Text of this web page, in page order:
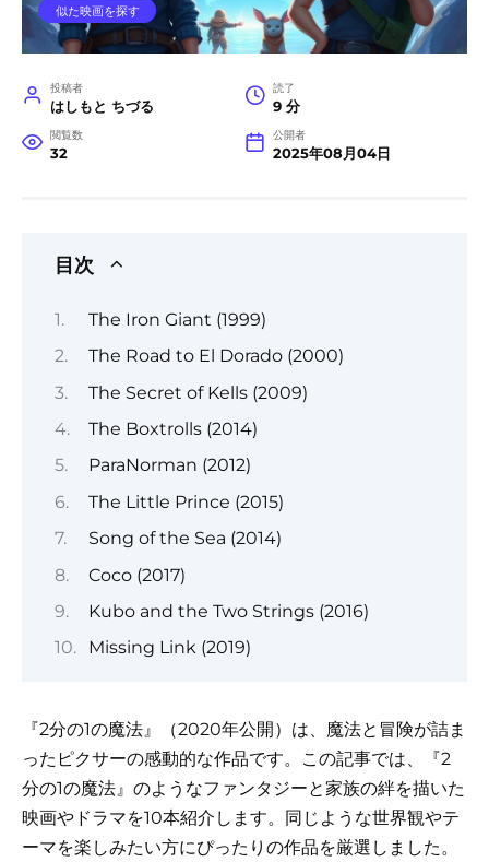
似た映画を探す
投稿者
はしもと ちづる
読了
9 分
閲覧数
32
公開者
2025年08月04日
目次
The Iron Giant (1999)
The Road to El Dorado (2000)
The Secret of Kells (2009)
The Boxtrolls (2014)
ParaNorman (2012)
The Little Prince (2015)
Song of the Sea (2014)
Coco (2017)
Kubo and the Two Strings (2016)
Missing Link (2019)
『2分の1の魔法』（2020年公開）は、魔法と冒険が詰ま
ったピクサーの感動的な作品です。この記事では、『2
分の1の魔法』のようなファンタジーと家族の絆を描いた
映画やドラマを10本紹介します。同じような世界観やテ
ーマを楽しみたい方にぴったりの作品を厳選しました。